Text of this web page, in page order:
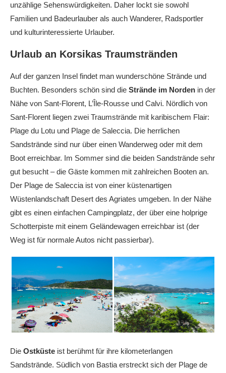
unzählige Sehenswürdigkeiten. Daher lockt sie sowohl
Familien und Badeurlauber als auch Wanderer, Radsportler
und kulturinteressierte Urlauber.
Urlaub an Korsikas Traumstränden
Auf der ganzen Insel findet man wunderschöne Strände und
Buchten. Besonders schön sind die Strände im Norden in der
Nähe von Sant-Florent, L’Île-Rousse und Calvi. Nördlich von
Sant-Florent liegen zwei Traumstrände mit karibischem Flair:
Plage du Lotu und Plage de Saleccia. Die herrlichen
Sandstrände sind nur über einen Wanderweg oder mit dem
Boot erreichbar. Im Sommer sind die beiden Sandstrände sehr
gut besucht – die Gäste kommen mit zahlreichen Booten an.
Der Plage de Saleccia ist von einer küstenartigen
Wüstenlandschaft Desert des Agriates umgeben. In der Nähe
gibt es einen einfachen Campingplatz, der über eine holprige
Schotterpiste mit einem Geländewagen erreichbar ist (der
Weg ist für normale Autos nicht passierbar).
Die Ostküste ist berühmt für ihre kilometerlangen
Sandstrände. Südlich von Bastia erstreckt sich der Plage de